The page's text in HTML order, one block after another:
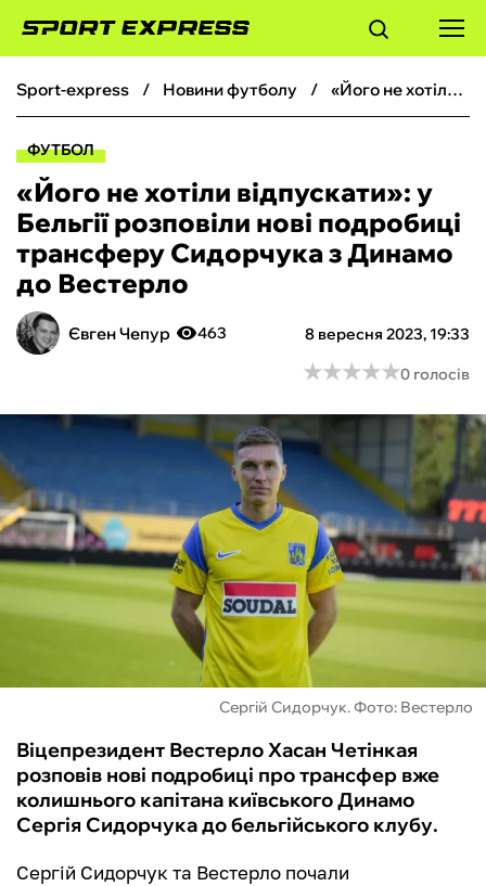
ФУТБОЛ
БАСКЕТБОЛ
БОКС
ХОКЕЙ
ТЕНІС
КІБЕРСПОРТ
ФУТЗАЛ
ІНШІ
sport-express новини футболу «Його не хотіли відпускати»: у Бельгії розповіли нові подробиці трансферу Сидорчука з Динамо до Вестерло
ФУТБОЛ
«Його не хотіли відпускати»: у
Бельгії розповіли нові подробиці
трансферу Сидорчука з Динамо
до Вестерло
Євген Чепур 8 вересня 2023, 19:33
463
★★★★★
★★★★★0 голосів
Сергій Сидорчук. Фото: Вестерло
Віцепрезидент Вестерло Хасан Четінкая
розповів нові подробиці про трансфер вже
колишнього капітана київського Динамо
Сергія Сидорчука до бельгійського клубу.
Сергій Сидорчук та Вестерло почали